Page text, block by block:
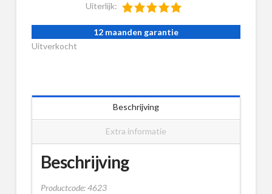
Uiterlijk:
12 maanden garantie
Uitverkocht
Beschrijving
Extra informatie
Beschrijving
Productcode: 4623